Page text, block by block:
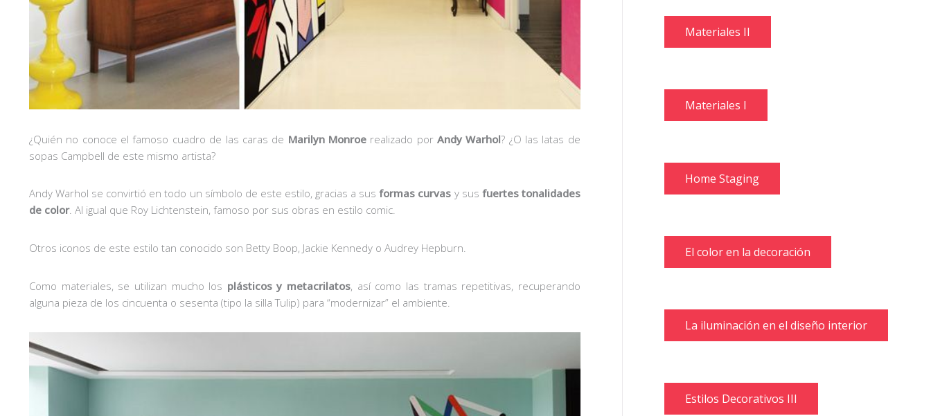
¿Quién no conoce el famoso cuadro de las caras de Marilyn Monroerealizado porAndy Warhol? ¿O las latas de
sopas Campbell de este mismo artista?
Andy Warhol se convirtió en todo un símbolo de este estilo, gracias a susformas curvas y sus fuertes tonalidades
de color. Al igual que Roy Lichtenstein, famoso por sus obras en estilo comic.
Otros iconos de este estilo tan conocido son Betty Boop, Jackie Kennedy o Audrey Hepburn.
Como materiales, se utilizan mucho los plásticos y metacrilatos, así como las tramas repetitivas, recuperando
alguna pieza de los cincuenta o sesenta (tipo la silla Tulip) para “modernizar” el ambiente.
Materiales II
Materiales I
Home Staging
El color en la decoración
La iluminación en el diseño interior
Estilos Decorativos III